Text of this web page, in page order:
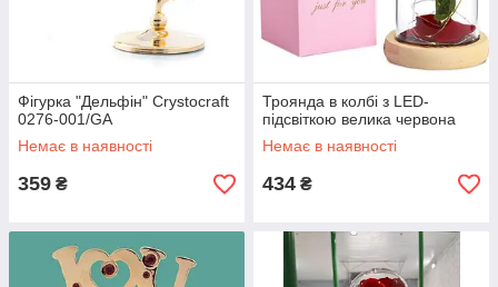
Фігурка "Дельфін" Crystocraft
0276-001/GA
Немає в наявності
359 ₴
Троянда в колбі з LED-
підсвіткою велика червона
Немає в наявності
434 ₴